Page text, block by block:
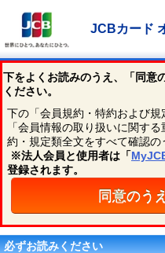
JCBカード
下をよくお読みのうえ、「同意
ください。
下の「会員規約・特約および規
「会員情報の取り扱いに関す
約・規定類全文をすべて確認の
※法人会員と使用者は「
登録されます。
同意のう
必ずお読みください